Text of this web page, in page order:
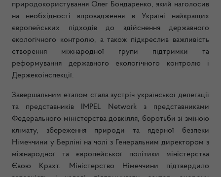
природокористування Олег Бондаренко, який наголосив
на необхідності впровадження в Україні найкращих
європейських підходів до здійснення державного
екологічного контролю, а також підкреслив важливість
створення міжнародної групи підтримки та
реформування державного екологічного контролю і
Держекоінспекції.
Завершальним етапом стала зустріч української делегації
та представників IMPEL Network з представниками
Федерального міністерства довкілля, боротьби зі зміною
клімату, збереження природи та ядерної безпеки
Німеччини у Берліні на чолі з Генеральним директором з
міжнародної та європейської політики міністерства
Євою Крахт. Міністерство Німеччини підтвердило